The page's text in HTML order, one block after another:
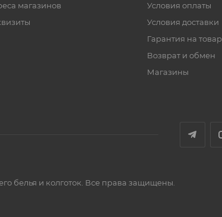
магазинов
Условия оплаты
Условия доставки
Гарантия на товар
Возврат и обмен
Магазины
белья и колготок. Все права защищены.